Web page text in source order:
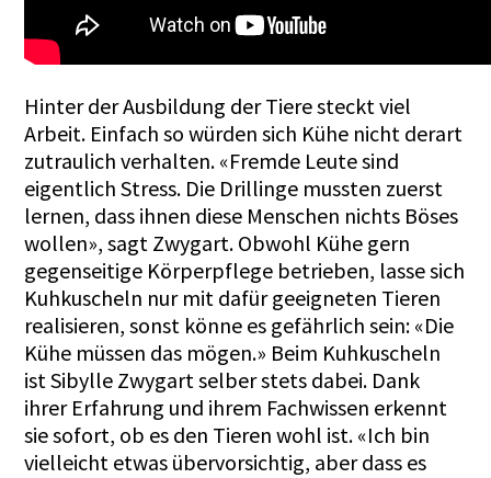
Hinter der Ausbildung der Tiere steckt viel
Arbeit. Einfach so würden sich Kühe nicht derart
zutraulich verhalten. «Fremde Leute sind
eigentlich Stress. Die Drillinge mussten zuerst
lernen, dass ihnen diese Menschen nichts Böses
wollen», sagt Zwygart. Obwohl Kühe gern
gegenseitige Körperpflege betrieben, lasse sich
Kuhkuscheln nur mit dafür geeigneten Tieren
realisieren, sonst könne es gefährlich sein: «Die
Kühe müssen das mögen.» Beim Kuhkuscheln
ist Sibylle Zwygart selber stets dabei. Dank
ihrer Erfahrung und ihrem Fachwissen erkennt
sie sofort, ob es den Tieren wohl ist. «Ich bin
vielleicht etwas übervorsichtig, aber dass es